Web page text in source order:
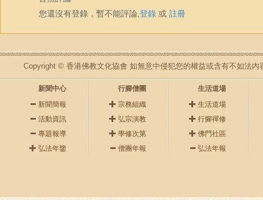
您還沒有登錄，暫不能評論,登錄 或 註冊
Copyright © 香港佛教文化協會 如無意中侵犯您的權益或含有不如法內
新聞中心
新聞簡報
活動資訊
專題報導
弘法年鑒
行腳僧團
宗務組織
弘宗演教
學修次第
僧團年報
生活道場
生活道場
行腳禪修
佛門社區
弘法年報